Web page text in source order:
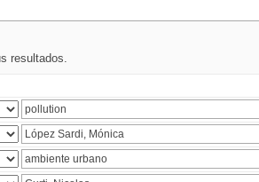
resultados.